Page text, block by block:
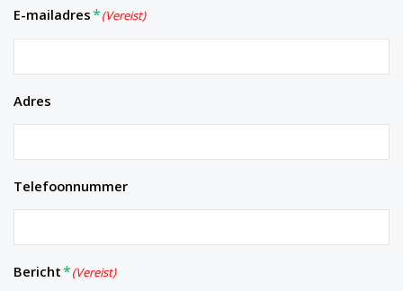
E-mailadres (Vereist)
Adres
Telefoonnummer
Bericht (Vereist)